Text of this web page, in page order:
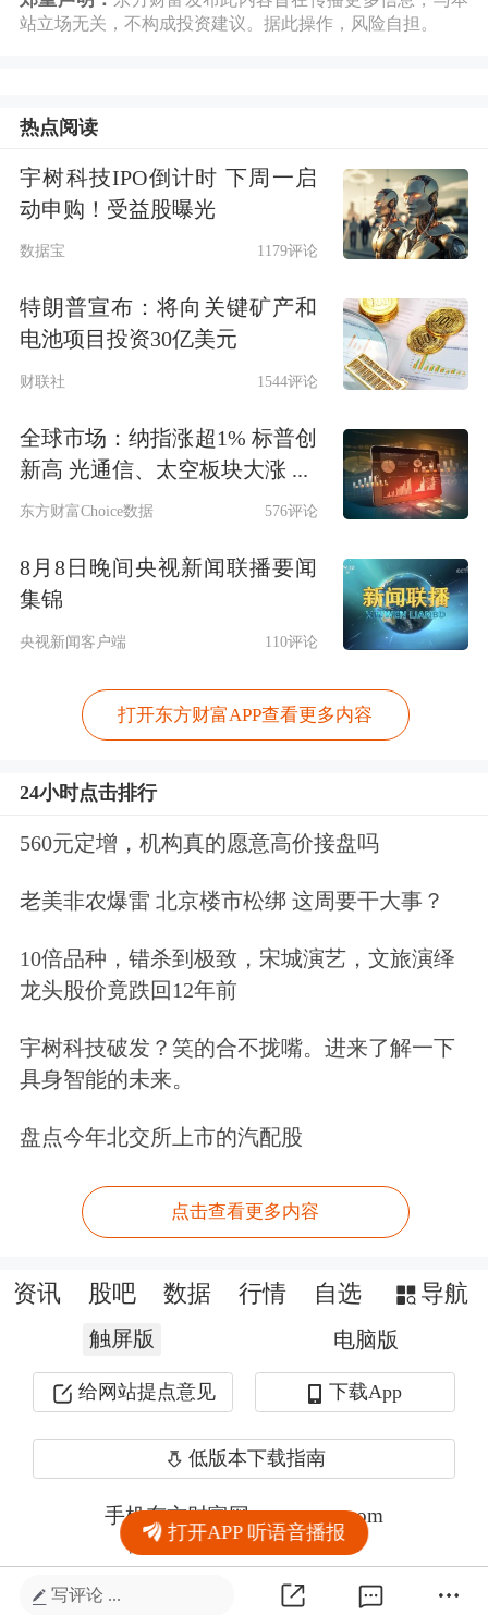
站立场无关，不构成投资建议。据此操作，风险自担。
热点阅读
宇树科技IPO倒计时 下周一启
动申购！受益股曝光
数据宝 1179评论
特朗普宣布：将向关键矿产和
电池项目投资30亿美元
财联社 1544评论
全球市场：纳指涨超1% 标普创
新高 光通信、太空板块大涨 ...
东方财富Choice数据 576评论
8月8日晚间央视新闻联播要闻
集锦
央视新闻客户端 110评论
打开东方财富APP查看更多内容
24小时点击排行
560元定增，机构真的愿意高价接盘吗
老美非农爆雷 北京楼市松绑 这周要干大事？
10倍品种，错杀到极致，宋城演艺，文旅演绎
龙头股价竟跌回12年前
宇树科技破发？笑的合不拢嘴。进来了解一下
具身智能的未来。
盘点今年北交所上市的汽配股
点击查看更多内容
写评论 ...
打开APP 听语音播报
资讯 股吧 数据 行情 自选 导航
触屏版 电脑版
给网站提点意见 下载App
低版本下载指南
手机东方财富网 eastmoney.com
网站备案号:沪ICP备05006054号-11